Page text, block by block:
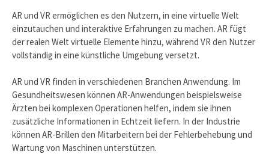
AR und VR ermöglichen es den Nutzern, in eine virtuelle Welt
einzutauchen und interaktive Erfahrungen zu machen. AR fügt
der realen Welt virtuelle Elemente hinzu, während VR den Nutzer
vollständig in eine künstliche Umgebung versetzt.
AR und VR finden in verschiedenen Branchen Anwendung. Im
Gesundheitswesen können AR-Anwendungen beispielsweise
Ärzten bei komplexen Operationen helfen, indem sie ihnen
zusätzliche Informationen in Echtzeit liefern. In der Industrie
können AR-Brillen den Mitarbeitern bei der Fehlerbehebung und
Wartung von Maschinen unterstützen.